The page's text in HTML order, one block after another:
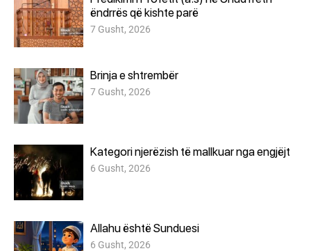
ëndrrës që kishte parë
7 Gusht, 2026
Brinja e shtrembër
7 Gusht, 2026
Kategori njerëzish të mallkuar nga engjëjt
6 Gusht, 2026
Allahu është Sunduesi
6 Gusht, 2026